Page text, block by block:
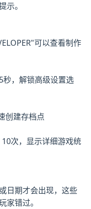
示。
可以查看制作
秒，解锁高级设置选
创建存档点
次，显示详细游戏统
日期才会出现，这些
家错过。